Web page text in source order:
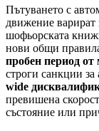
Пътуването с
движение
шофьорската
нови общи
пробен период
строги санкции за
wide
превишена
състояние или